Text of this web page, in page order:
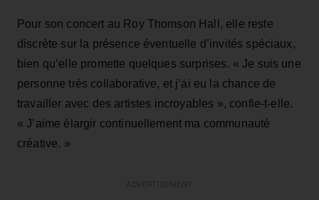
Pour son concert au Roy Thomson Hall, elle reste
discrète sur la présence éventuelle d’invités spéciaux,
bien qu’elle promette quelques surprises. « Je suis une
personne très collaborative, et j’ai eu la chance de
travailler avec des artistes incroyables », confie-t-elle.
« J’aime élargir continuellement ma communauté
créative. »